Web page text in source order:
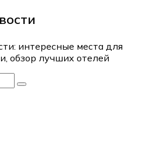
интересные места для
обзор лучших отелей